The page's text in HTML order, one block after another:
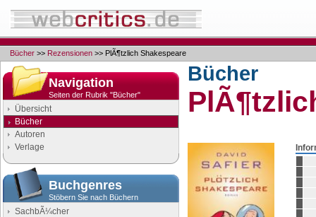
Bücher >> Rezensionen >> PlÃ¶tzlich Shakespeare
Navigation
Seiten der Rubrik "Bücher"
Übersicht
Bücher
Autoren
Verlage
Buchgenres
Stöbern Sie nach Büchern
SachbÃ¼cher
Bücher